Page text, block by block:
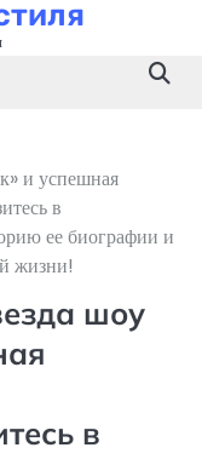
и успешная
в
ее биографии и
жизни!
шоу
в